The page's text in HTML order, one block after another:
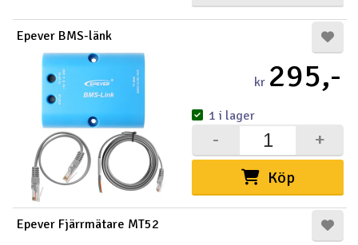
Epever BMS-länk
kr 295,-
Köp
+
-
1 i lager
Epever Fjärrmätare MT52